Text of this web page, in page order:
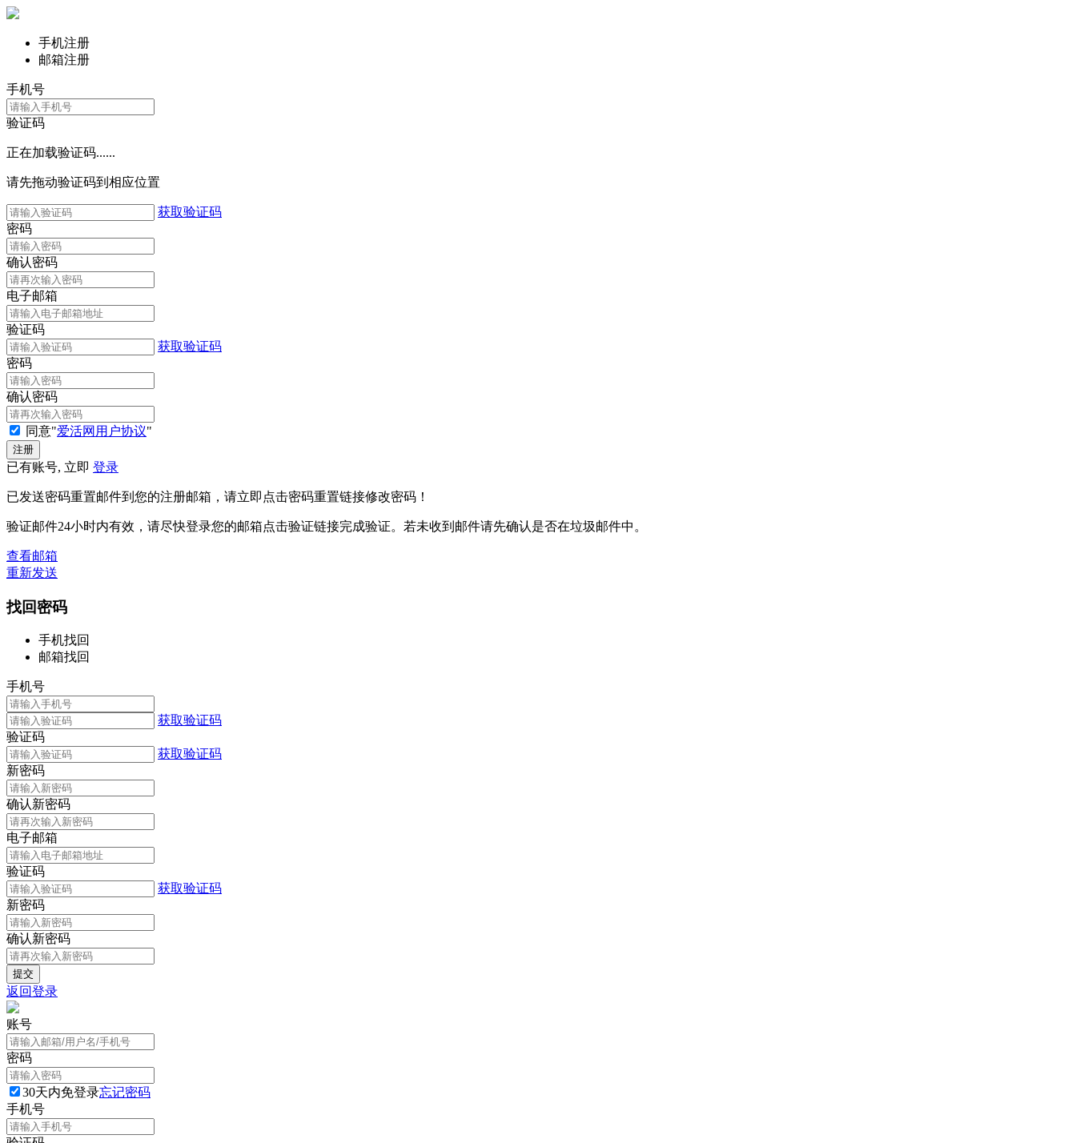
手机注册
邮箱注册
手机号
验证码
正在加载验证码......
请先拖动验证码到相应位置
获取验证码
密码
确认密码
电子邮箱
验证码
获取验证码
密码
确认密码
同意"爱活网用户协议"
已有账号, 立即 登录
已发送密码重置邮件到您的注册邮箱，请立即点击密码重置链接修改密码！
验证邮件24小时内有效，请尽快登录您的邮箱点击验证链接完成验证。若未收到邮件请先确认是否在垃圾邮件中。
查看邮箱
重新发送
找回密码
手机找回
邮箱找回
手机号
获取验证码
验证码
获取验证码
新密码
确认新密码
电子邮箱
验证码
获取验证码
新密码
确认新密码
返回登录
账号
密码
30天内免登录忘记密码
手机号